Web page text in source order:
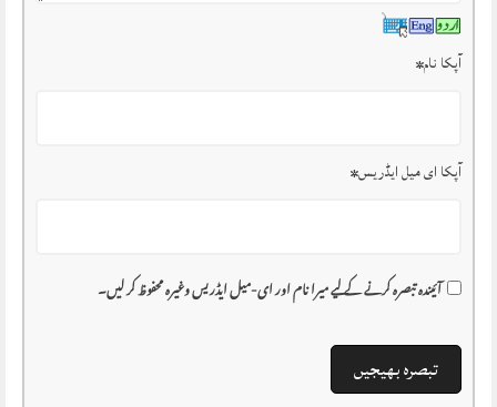
آپکا نام*
آپکا ای میل ایڈریس*
آئیندہ تبصرہ کرنے کے لیے میرا نام اور ای-میل ایڈریس وغیرہ محفوظ کر لیں۔